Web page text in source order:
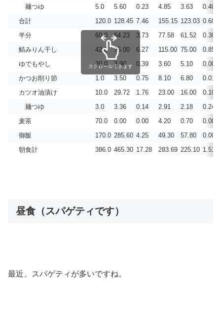
麺つゆ
5.0 5.60 0.23 4.85 3.63
0.405
合計
120.0 128.45 7.46 155.15 123.03 0.605
半分
60.0 64.23 3.73 77.58 61.52
0.303
鯖みりん干し
42.0 75.00 6.27 115.00 75.00
0.853
ゆでもやし
30.0 3.90 0.39 3.60 5.10
0.002
かつお削り節
1.0 3.50 0.75 8.10 6.80
0.010
カツオ油漬け
10.0 29.72 1.76 23.00 16.00
0.100
麺つゆ
3.0 3.36 0.14 2.91 2.18
0.243
麦茶
70.0 0.00 0.00 4.20 0.70
0.000
御飯
170.0 285.60 4.25 49.30 57.80
0.004
朝食計
386.0 465.30 17.28 283.69 225.10 1.515
スクロールできます
昼食（スパゲティです）
最近、スパゲティが多いですね。